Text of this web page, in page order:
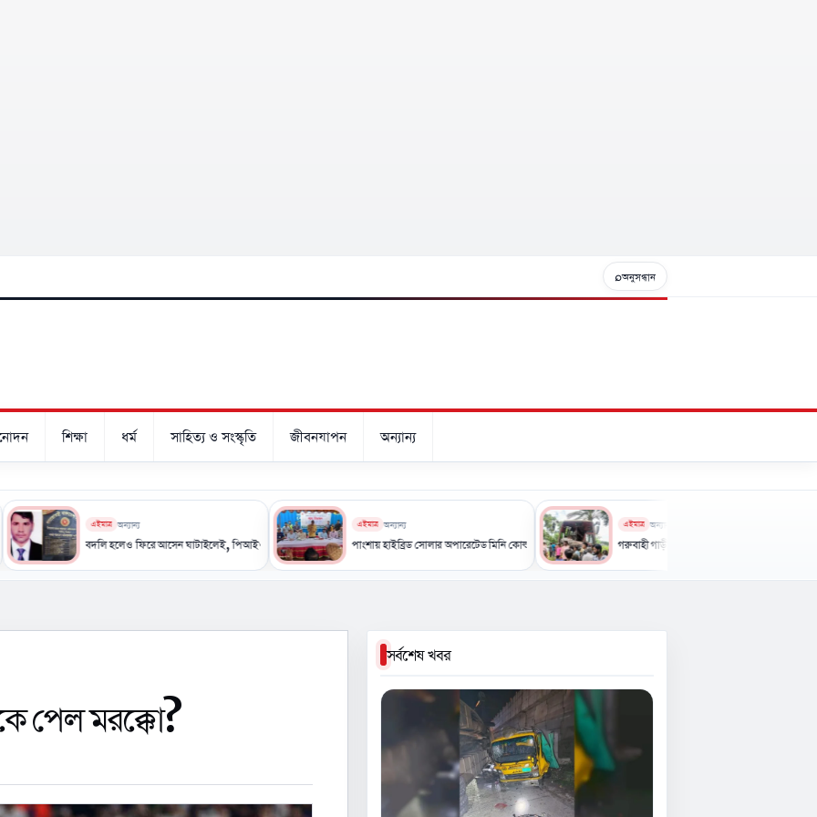
⌕অনুসন্ধান
শিক্ষা ধর্ম সাহিত্য ও সংস্কৃতি জীবনযাপন অন্যান্য
এইমাত্র অন্যান্য
বদলি হলেও ফিরে আসেন ঘাটাইলেই, পিআইও এনামুলকে ঘিরে নানা প্রশ্ন
এইমাত্র অন্যান্য
পাংশায় হাইব্রিড সোলার অপারেটেড মিনি কোল্ড স্টোরেজ-এর উদ্বোধন
এইমাত্র অন্যান্য
গরুবাহী গাড়ী-বাসের মুখোমুখি সংঘর্ষে নিহত ৩, আহত ৪
পেল মরক্কো?
সর্বশেষ খবর